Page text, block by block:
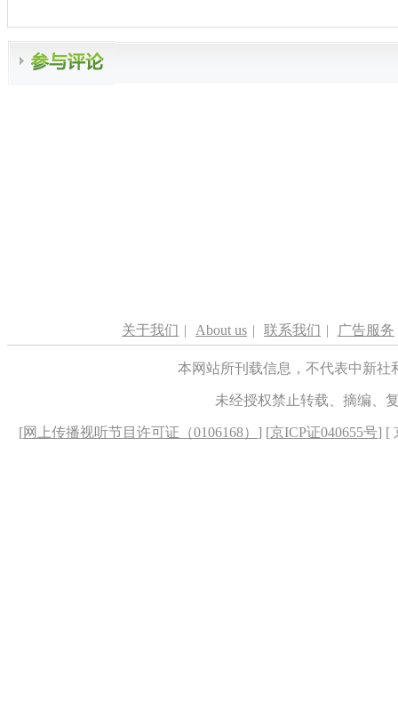
关于我们 | About us | 联系我们 | 广告服务
本网站所刊载信息，不代表中新
未经授权禁止转载、摘编、
[网上传播视听节目许可证（0106168） ] [京ICP证040655号] [